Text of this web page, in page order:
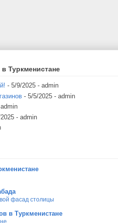
Туркменистане
- 5/9/2025 - admin
- 5/5/2025 - admin
- admin
фасад столицы
в Туркменистане